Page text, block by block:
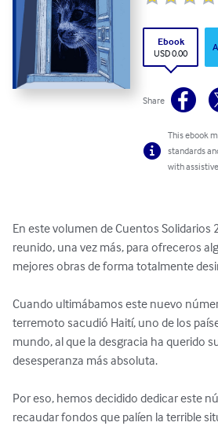
Ebook
USD 0.00
Share
This ebook
standards
with
En este volumen de Cuentos Solidarios
reunido, una vez más, para ofreceros
mejores obras de forma totalmente
Cuando ultimábamos este nuevo
terremoto sacudió Haití, uno de los
mundo, al que la desgracia ha querido
desesperanza más absoluta.
Por eso, hemos decidido dedicar este
recaudar fondos que palíen la terrible